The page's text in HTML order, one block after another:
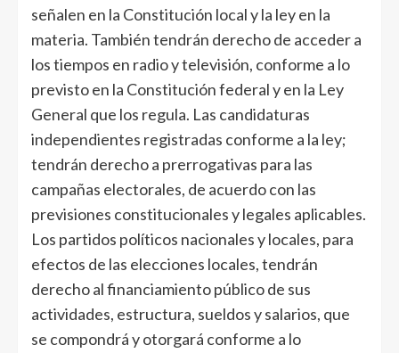
señalen en la Constitución local y la ley en la
materia. También tendrán derecho de acceder a
los tiempos en radio y televisión, conforme a lo
previsto en la Constitución federal y en la Ley
General que los regula. Las candidaturas
independientes registradas conforme a la ley;
tendrán derecho a prerrogativas para las
campañas electorales, de acuerdo con las
previsiones constitucionales y legales aplicables.
Los partidos políticos nacionales y locales, para
efectos de las elecciones locales, tendrán
derecho al financiamiento público de sus
actividades, estructura, sueldos y salarios, que
se compondrá y otorgará conforme a lo